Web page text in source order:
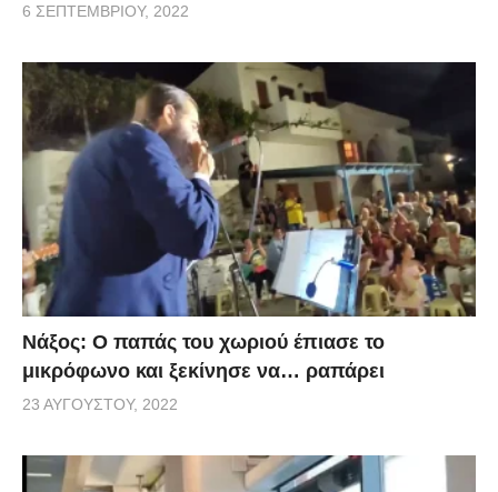
6 ΣΕΠΤΕΜΒΡΊΟΥ, 2022
Νάξος: Ο παπάς του χωριού έπιασε το
μικρόφωνο και ξεκίνησε να… ραπάρει
23 ΑΥΓΟΎΣΤΟΥ, 2022